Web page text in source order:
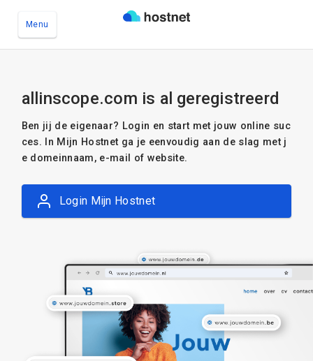
Menu
allinscope.com is al geregistreerd
Ben jij de eigenaar? Login en start met jouw online suc
ces. In Mijn Hostnet ga je eenvoudig aan de slag met j
e domeinnaam, e-mail of website.
Login Mijn Hostnet